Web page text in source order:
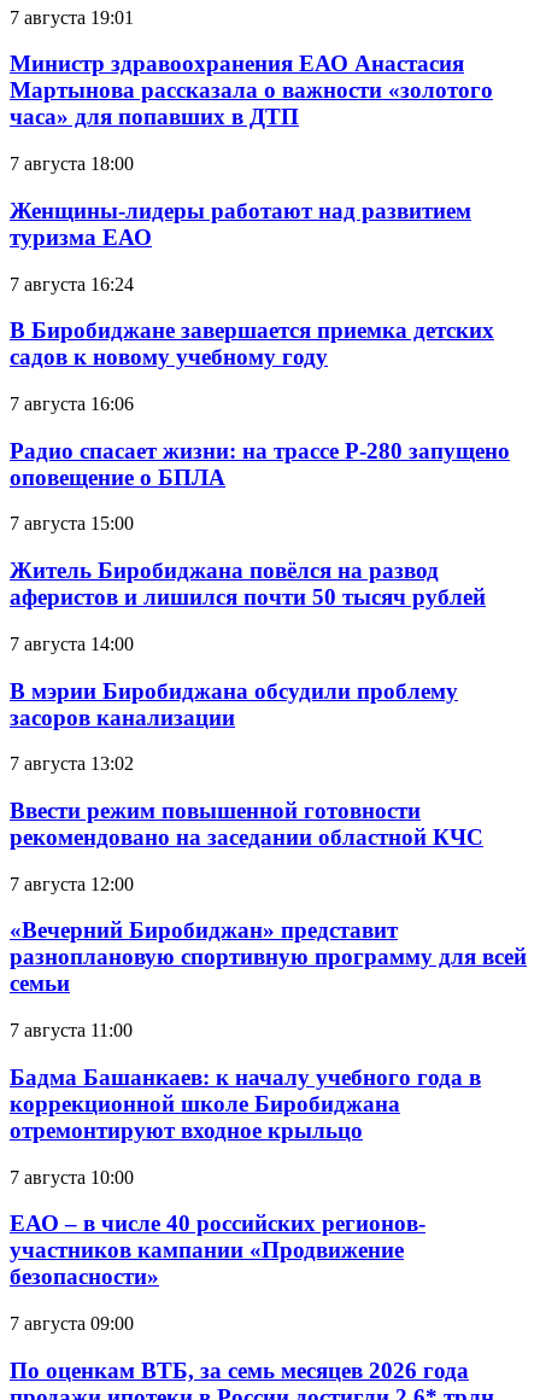
7 августа 19:01
Министр здравоохранения ЕАО Анастасия
Мартынова рассказала о важности «золотого
часа» для попавших в ДТП
7 августа 18:00
Женщины-лидеры работают над развитием
туризма ЕАО
7 августа 16:24
В Биробиджане завершается приемка детских
садов к новому учебному году
7 августа 16:06
Радио спасает жизни: на трассе Р-280 запущено
оповещение о БПЛА
7 августа 15:00
Житель Биробиджана повёлся на развод
аферистов и лишился почти 50 тысяч рублей
7 августа 14:00
В мэрии Биробиджана обсудили проблему
засоров канализации
7 августа 13:02
Ввести режим повышенной готовности
рекомендовано на заседании областной КЧС
7 августа 12:00
«Вечерний Биробиджан» представит
разноплановую спортивную программу для всей
семьи
7 августа 11:00
Бадма Башанкаев: к началу учебного года в
коррекционной школе Биробиджана
отремонтируют входное крыльцо
7 августа 10:00
ЕАО – в числе 40 российских регионов-
участников кампании «Продвижение
безопасности»
7 августа 09:00
По оценкам ВТБ, за семь месяцев 2026 года